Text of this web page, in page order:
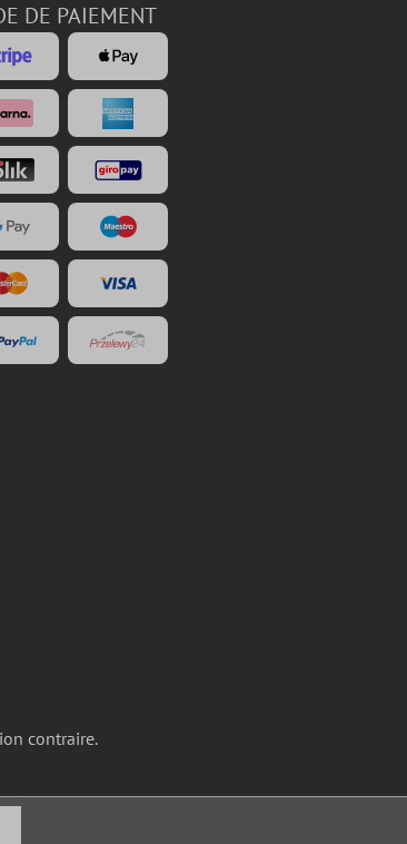
DE PAIEMENT
contraire.